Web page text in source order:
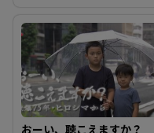
おーい、聴こえますか？